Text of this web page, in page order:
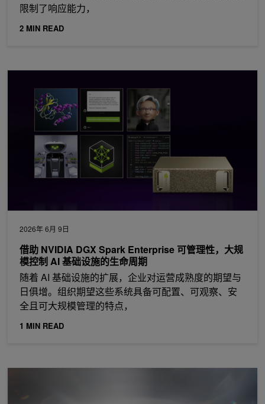
限制了响应能力，
2 MIN READ
2026年 6月 9日
借助 NVIDIA DGX Spark Enterprise 可管理性，大规
模控制 AI 基础设施的生命周期
随着 AI 基础设施的扩展，企业对运营成熟度的期望与
日俱增。组织期望这些系统具备可配置、可观察、安
全且可大规模管理的特点，
1 MIN READ
使用 Microsoft 和 NVIDIA 的新工具在 Windows PC 上构建个人